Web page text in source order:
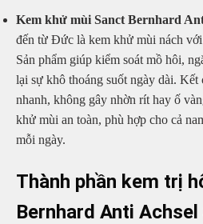
Kem khử mùi Sanct Bernhard
đến từ Đức là kem khử mùi nách
Sản phẩm giúp kiểm soát mồ hôi,
lại sự khô thoáng suốt ngày dài. Kết
nhanh, không gây nhờn rít hay ố
khử mùi an toàn, phù hợp cho cả
mỗi ngày.
Thành phần kem trị
Bernhard Anti